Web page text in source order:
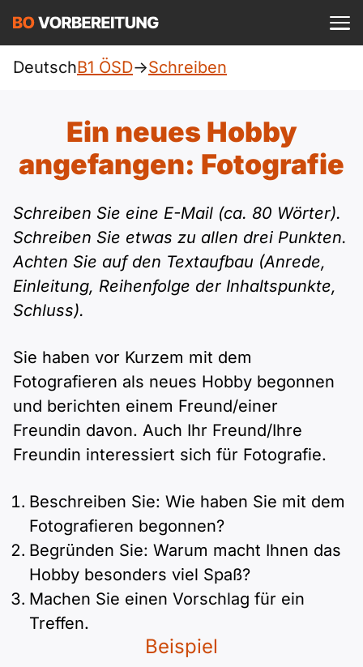
ÖSD
Allgemein
DTZ
Beruf
telc
Goethe
ÖIF
Pflege (telc)
Deutsch
Englisch
Türkisch
Ukrainisch
Russisch
Polnisch
A1 Allgemein
A1 DTZ
A1 telc
A1 Goethe
A2
A2 Allgemein
A2 DTZ
A2 telc
A2 Goethe
A2 ÖIF
B1
B1 Allgemein
B1 DTZ
B1 Beruf
B1 telc
B1 Goethe
B1 ÖIF
B1 ÖSD
B1 Pflege (telc)
B2
B2 Allgemein
B2 Beruf
B2 telc
B2 Goethe
B2 Pflege (telc)
Blog
Webinare
Mehr Tools
Online-Kurse
Einbürgerungstest
Spiele
Schulen & Kurse
Lebenslauf erstellen
Einloggen ist kostenlos?
DeutschB1 ÖSD->Schreiben
Ein neues Hobby
angefangen: Fotografie
Schreiben Sie eine E-Mail (ca. 80 Wörter).
Schreiben Sie etwas zu allen drei Punkten.
Achten Sie auf den Textaufbau (Anrede,
Einleitung, Reihenfolge der Inhaltspunkte,
Schluss).
Sie haben vor Kurzem mit dem
Fotografieren als neues Hobby begonnen
und berichten einem Freund/einer
Freundin davon. Auch Ihr Freund/Ihre
Freundin interessiert sich für Fotografie.
Beschreiben Sie: Wie haben Sie mit dem
Fotografieren begonnen?
Begründen Sie: Warum macht Ihnen das
Hobby besonders viel Spaß?
Machen Sie einen Vorschlag für ein
Treffen.
Beispiel